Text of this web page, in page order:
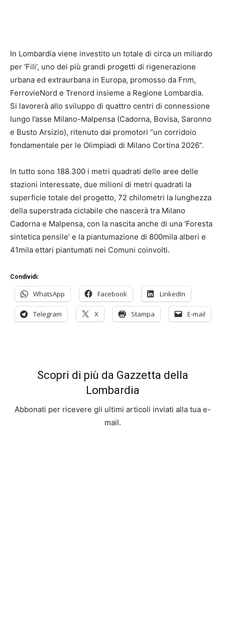
In Lombardia viene investito un totale di circa un miliardo
per ‘Fili’, uno dei più grandi progetti di rigenerazione
urbana ed extraurbana in Europa, promosso da Fnm,
FerrovieNord e Trenord insieme a Regione Lombardia.
Si lavorerà allo sviluppo di quattro centri di connessione
lungo l’asse Milano-Malpensa (Cadorna, Bovisa, Saronno
e Busto Arsizio), ritenuto dai promotori “un corridoio
fondamentale per le Olimpiadi di Milano Cortina 2026”.
In tutto sono 188.300 i metri quadrati delle aree delle
stazioni interessate, due milioni di metri quadrati la
superficie totale del progetto, 72 chilometri la lunghezza
della superstrada ciclabile che nascerà tra Milano
Cadorna e Malpensa, con la nascita anche di una ‘Foresta
sintetica pensile’ e la piantumazione di 800mila alberi e
41mila ettari piantumati nei Comuni coinvolti.
Condividi:
WhatsApp Facebook LinkedIn
Telegram X Stampa E-mail
Scopri di più da Gazzetta della
Lombardia
Abbonati per ricevere gli ultimi articoli inviati alla tua e-
mail.